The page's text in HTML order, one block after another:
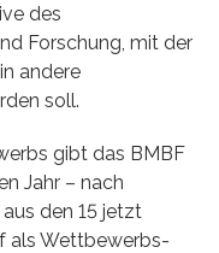
des
Forschung, mit der
andere
soll.
gibt das BMBF
Jahr – nach
den 15 jetzt
als Wettbewerbs-